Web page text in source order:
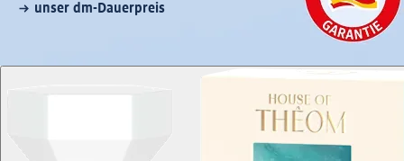
unser dm-Dauerpreis